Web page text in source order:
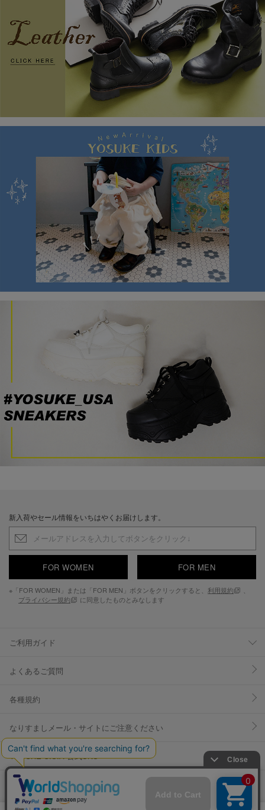
新入荷やセール情報をいちはやくお届けします。
FOR WOMEN FOR MEN
※「FOR WOMEN」または「FOR MEN」ボタンをクリックすると、 利用規約
プライバシー規約
に同意したものとみなします
ご利用ガイド
よくあるご質問
各種規約
なりすましメール・サイトにご注意ください
YOSUKE U.S.A 公式SNS